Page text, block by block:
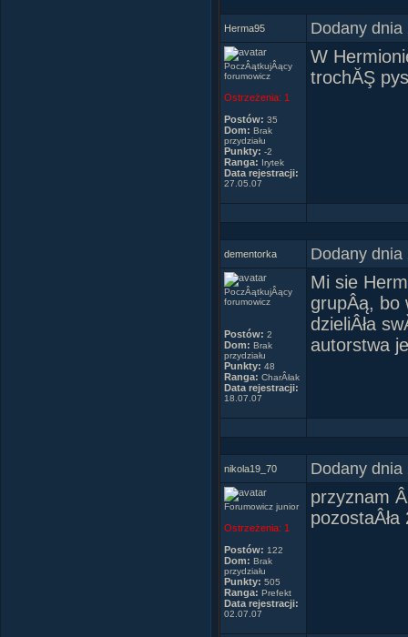
Herma95 Dodany
PoczÂątkujÂący
forumowicz
Ostrzeżenia: 1
Postów: 35
Dom: Brak
przydziału
Punkty: -2
Ranga: Irytek
Data rejestracji:
27.05.07
W
trochĂŞ
dementorka Dodany
PoczÂątkujÂący
forumowicz
Postów: 2
Dom: Brak
przydziału
Punkty: 48
Ranga: CharÂłak
Data rejestracji:
18.07.07
Mi sie
grupÂą, bo
dzieliÂła
autorstwa
nikola19_70 Dodany
Forumowicz junior
Ostrzeżenia: 1
Postów: 122
Dom: Brak
przydziału
Punkty: 505
Ranga: Prefekt
Data rejestracji:
02.07.07
przyznam